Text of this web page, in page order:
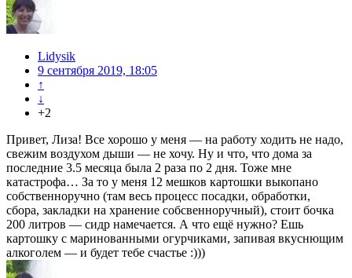
Lidysik
9 сентября 2019, 18:05
↑
↓
+2
Привет, Лиза! Все хорошо у меня — на работу ходить не надо,
свежим воздухом дыши — не хочу. Ну и что, что дома за
последние 3.5 месяца была 2 раза по 2 дня. Тоже мне
катастрофа… За то у меня 12 мешков картошки выкопано
собственноручно (там весь процесс посадки, обработки,
сбора, закладки на хранение собсвенноручный), стоит бочка
200 литров — сидр намечается. А что ещё нужно? Ешь
картошку с маринованными огурчиками, запивая вкуснющим
алкоголем — и будет тебе счастье :)))